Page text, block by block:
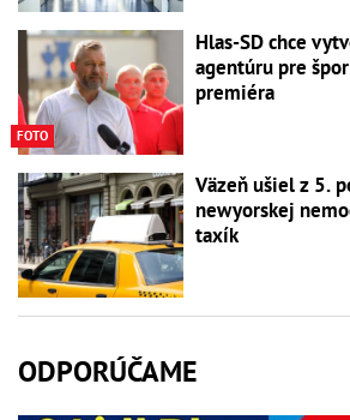
FOTO
Hlas-SD chce
agentúru pre
premiéra
Väzeň ušiel z 5.
newyorskej
taxík
ODPORÚČAME